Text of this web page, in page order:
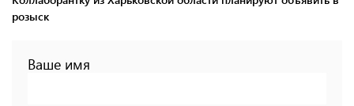
розыск
Ваше имя